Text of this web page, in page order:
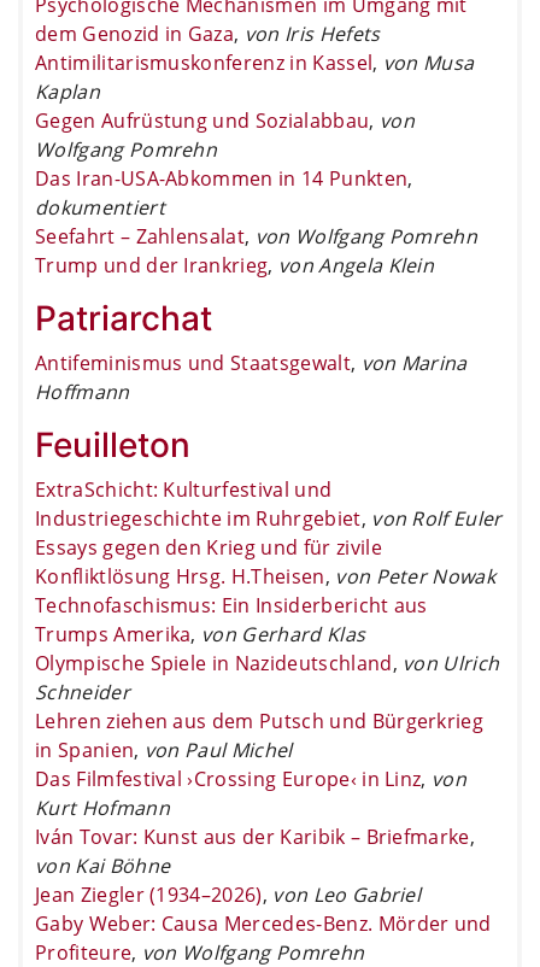
dem Genozid in Gaza, von Iris Hefets
Antimilitarismuskonferenz in Kassel, von Musa
Kaplan
Gegen Aufrüstung und Sozialabbau, von
Wolfgang Pomrehn
Das Iran-USA-Abkommen in 14 Punkten,
dokumentiert
Seefahrt – Zahlensalat, von Wolfgang Pomrehn
Trump und der Irankrieg, von Angela Klein
Patriarchat
Antifeminismus und Staatsgewalt, von Marina
Hoffmann
Feuilleton
ExtraSchicht: Kulturfestival und
Industriegeschichte im Ruhrgebiet, von Rolf Euler
Essays gegen den Krieg und für zivile
Konfliktlösung Hrsg. H.Theisen, von Peter Nowak
Technofaschismus: Ein Insiderbericht aus
Trumps Amerika, von Gerhard Klas
Olympische Spiele in Nazideutschland, von Ulrich
Schneider
Lehren ziehen aus dem Putsch und Bürgerkrieg
in Spanien, von Paul Michel
Das Filmfestival ›Crossing Europe‹ in Linz, von
Kurt Hofmann
Iván Tovar: Kunst aus der Karibik – Briefmarke,
von Kai Böhne
Jean Ziegler (1934–2026), von Leo Gabriel
Gaby Weber: Causa Mercedes-Benz. Mörder und
Profiteure, von Wolfgang Pomrehn